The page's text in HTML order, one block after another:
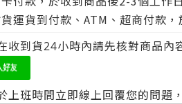
運貨到付款、ATM、超商付款
收到貨24小時內請先核對商品
上班時間立即線上回覆您的問題